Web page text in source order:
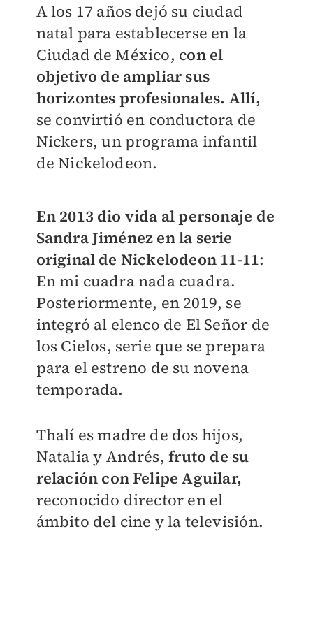
A los 17 años dejó su ciudad
natal para establecerse en la
Ciudad de México, con el
objetivo de ampliar sus
horizontes profesionales. Allí,
se convirtió en conductora de
Nickers, un programa infantil
de Nickelodeon.
En 2013 dio vida al personaje de
Sandra Jiménez en la serie
original de Nickelodeon 11-11:
En mi cuadra nada cuadra.
Posteriormente, en 2019, se
integró al elenco de El Señor de
los Cielos, serie que se prepara
para el estreno de su novena
temporada.
Thalí es madre de dos hijos,
Natalia y Andrés,fruto de su
relación con Felipe Aguilar,
reconocido director en el
ámbito del cine y la televisión.